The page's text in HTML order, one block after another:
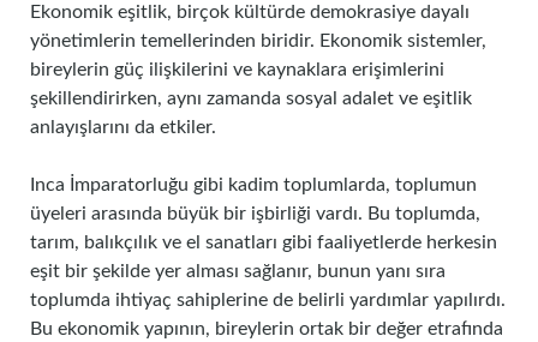
Ekonomik eşitlik, birçok kültürde demokrasiye dayalı
yönetimlerin temellerinden biridir. Ekonomik sistemler,
bireylerin güç ilişkilerini ve kaynaklara erişimlerini
şekillendirirken, aynı zamanda sosyal adalet ve eşitlik
anlayışlarını da etkiler.
Inca İmparatorluğu gibi kadim toplumlarda, toplumun
üyeleri arasında büyük bir işbirliği vardı. Bu toplumda,
tarım, balıkçılık ve el sanatları gibi faaliyetlerde herkesin
eşit bir şekilde yer alması sağlanır, bunun yanı sıra
toplumda ihtiyaç sahiplerine de belirli yardımlar yapılırdı.
Bu ekonomik yapının, bireylerin ortak bir değer etrafında